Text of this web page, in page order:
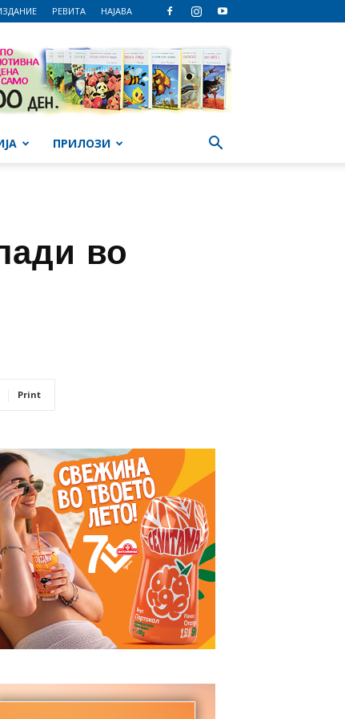
РЕВИТА НАЈАВА
ПРИЛОЗИ
во
Print